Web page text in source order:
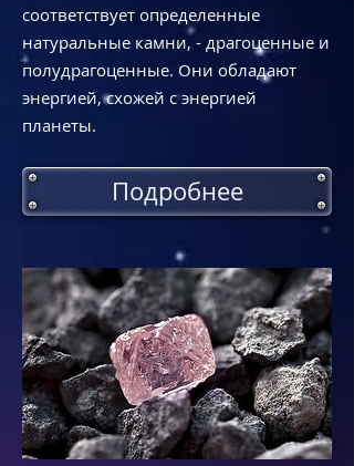
соответствует определенные
натуральные камни, - драгоценные и
полудрагоценные. Они обладают
энергией, схожей с энергией
планеты.
Подробнее